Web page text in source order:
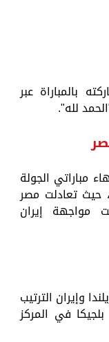
بالمباراة عبر
لله".
مباراتي الجولة
حيث تعادلت مصر
بينما انتهت مواجهة إيران
وإيران الترتيب
في المركز